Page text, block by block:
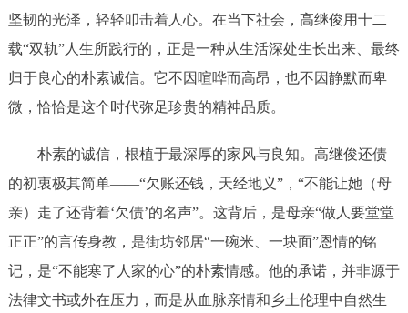
坚韧的光泽，轻轻叩击着人心。在当下社会，高继俊用十二
载“双轨”人生所践行的，正是一种从生活深处生长出来、最终
归于良心的朴素诚信。它不因喧哗而高昂，也不因静默而卑
微，恰恰是这个时代弥足珍贵的精神品质。
朴素的诚信，根植于最深厚的家风与良知。高继俊还债
的初衷极其简单——“欠账还钱，天经地义”，“不能让她（母
亲）走了还背着‘欠债’的名声”。这背后，是母亲“做人要堂堂
正正”的言传身教，是街坊邻居“一碗米、一块面”恩情的铭
记，是“不能寒了人家的心”的朴素情感。他的承诺，并非源于
法律文书或外在压力，而是从血脉亲情和乡土伦理中自然生